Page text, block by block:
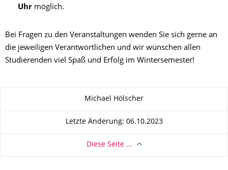
Uhr möglich.
Bei Fragen zu den Veranstaltungen wenden Sie sich gerne an
die jeweiligen Verantwortlichen und wir wünschen allen
Studierenden viel Spaß und Erfolg im Wintersemester!
Michael Hölscher
Letzte Änderung: 06.10.2023
Diese Seite …